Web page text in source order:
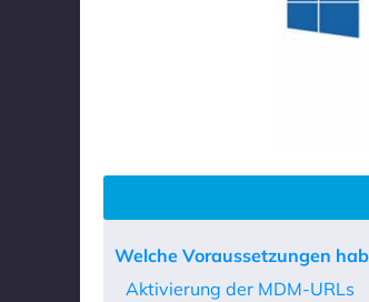
Welche Voraussetzungen
Aktivierung der MDM-URLs